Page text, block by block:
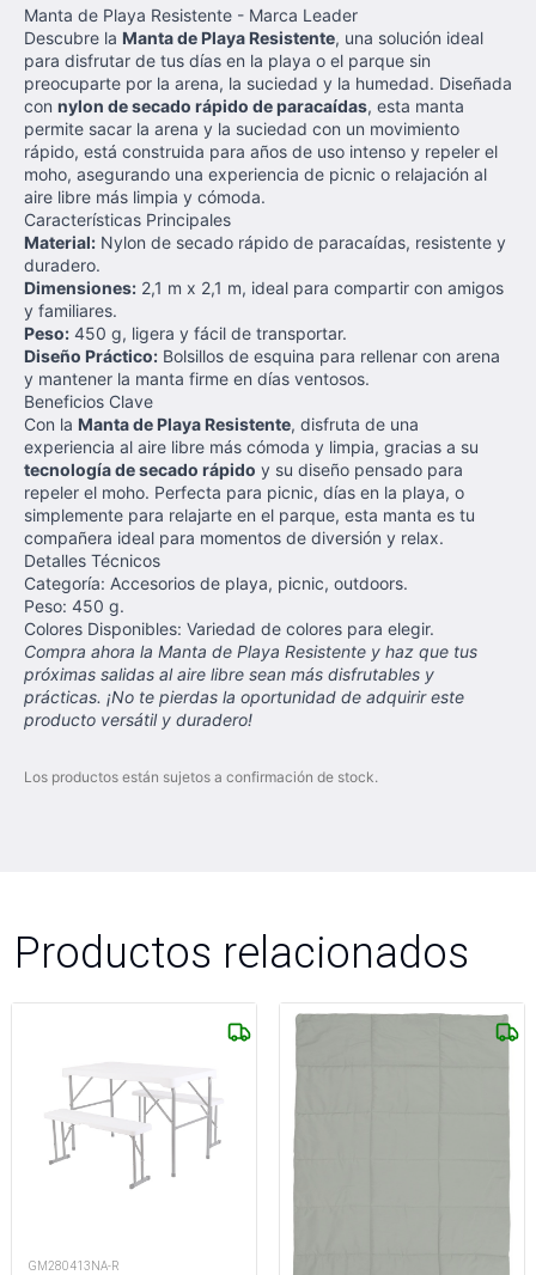
Manta de Playa Resistente - Marca Leader
Descubre la Manta de Playa Resistente, una solución ideal
para disfrutar de tus días en la playa o el parque sin
preocuparte por la arena, la suciedad y la humedad. Diseñada
con nylon de secado rápido de paracaídas, esta manta
permite sacar la arena y la suciedad con un movimiento
rápido, está construida para años de uso intenso y repeler el
moho, asegurando una experiencia de picnic o relajación al
aire libre más limpia y cómoda.
Características Principales
Material: Nylon de secado rápido de paracaídas, resistente y
duradero.
Dimensiones: 2,1 m x 2,1 m, ideal para compartir con amigos
y familiares.
Peso: 450 g, ligera y fácil de transportar.
Diseño Práctico: Bolsillos de esquina para rellenar con arena
y mantener la manta firme en días ventosos.
Beneficios Clave
Con la Manta de Playa Resistente, disfruta de una
experiencia al aire libre más cómoda y limpia, gracias a su
tecnología de secado rápido y su diseño pensado para
repeler el moho. Perfecta para picnic, días en la playa, o
simplemente para relajarte en el parque, esta manta es tu
compañera ideal para momentos de diversión y relax.
Detalles Técnicos
Categoría: Accesorios de playa, picnic, outdoors.
Peso: 450 g.
Colores Disponibles: Variedad de colores para elegir.
Compra ahora la Manta de Playa Resistente y haz que tus
próximas salidas al aire libre sean más disfrutables y
prácticas. ¡No te pierdas la oportunidad de adquirir este
producto versátil y duradero!
Los productos están sujetos a confirmación de stock.
Productos relacionados
GM280413NA-R